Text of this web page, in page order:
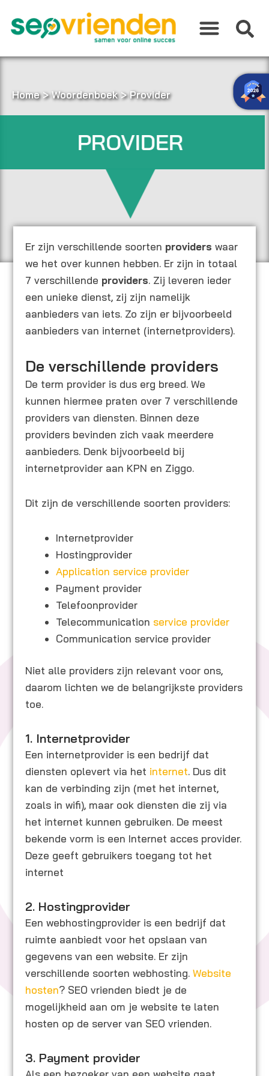
naar
inhoud
Home>Woordenboek>Provider
PROVIDER
Er zijn verschillende soorten providers waar
we het over kunnen hebben. Er zijn in totaal
7 verschillende providers. Zij leveren ieder
een unieke dienst, zij zijn namelijk
aanbieders van iets. Zo zijn er bijvoorbeeld
aanbieders van internet (internetproviders).
De verschillende providers
De term provider is dus erg breed. We
kunnen hiermee praten over 7 verschillende
providers van diensten. Binnen deze
providers bevinden zich vaak meerdere
aanbieders. Denk bijvoorbeeld bij
internetprovider aan KPN en Ziggo.
Dit zijn de verschillende soorten providers:
Internetprovider
Hostingprovider
Application service provider
Payment provider
Telefoonprovider
Telecommunication service provider
Communication service provider
Niet alle providers zijn relevant voor ons,
daarom lichten we de belangrijkste providers
toe.
1. Internetprovider
Een internetprovider is een bedrijf dat
diensten oplevert via het internet. Dus dit
kan de verbinding zijn (met het internet,
zoals in wifi), maar ook diensten die zij via
het internet kunnen gebruiken. De meest
bekende vorm is een Internet acces provider.
Deze geeft gebruikers toegang tot het
internet
2. Hostingprovider
Een webhostingprovider is een bedrijf dat
ruimte aanbiedt voor het opslaan van
gegevens van een website. Er zijn
verschillende soorten webhosting.Website
hosten? SEO vrienden biedt je de
mogelijkheid aan om je website te laten
hosten op de server van SEO vrienden.
3. Payment provider